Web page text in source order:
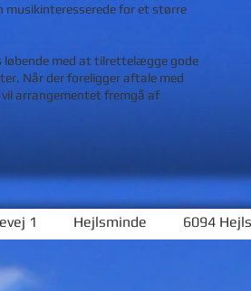
musikinteresserede for et større
løbende med at tilrettelægge gode
Når der foreligger aftale med
arrangementet fremgå af
1 Hejlsminde 6094